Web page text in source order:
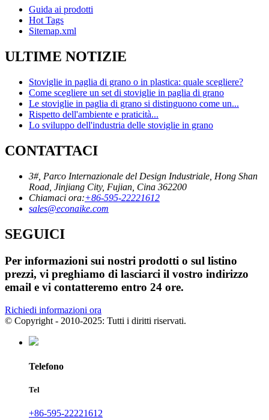
Guida ai prodotti
Hot Tags
Sitemap.xml
ULTIME NOTIZIE
Stoviglie in paglia di grano o in plastica: quale scegliere?
Come scegliere un set di stoviglie in paglia di grano
Le stoviglie in paglia di grano si distinguono come un...
Rispetto dell'ambiente e praticità...
Lo sviluppo dell'industria delle stoviglie in grano
CONTATTACI
3#, Parco Internazionale del Design Industriale, Hong Shan
Road, Jinjiang City, Fujian, Cina 362200
Chiamaci ora:+86-595-22221612
sales@econaike.com
SEGUICI
Per informazioni sui nostri prodotti o sul listino
prezzi, vi preghiamo di lasciarci il vostro indirizzo
email e vi contatteremo entro 24 ore.
Richiedi informazioni ora
© Copyright - 2010-2025: Tutti i diritti riservati.
Telefono
Tel
+86-595-22221612